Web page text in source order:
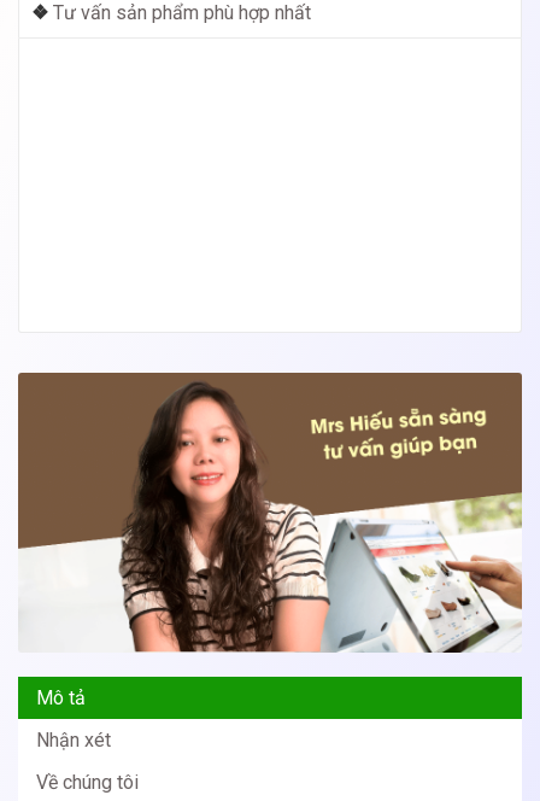
❖ Tư vấn sản phẩm phù hợp nhất
Mô tả
Nhận xét
Về chúng tôi